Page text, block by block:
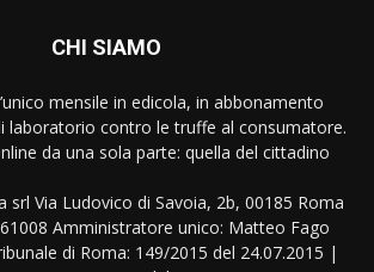
CHI SIAMO
mensile in edicola, in abbonamento
laboratorio contro le truffe al consumatore.
da una sola parte: quella del cittadino
srl Via Ludovico di Savoia, 2b, 00185 Roma
Amministratore unico: Matteo Fago
di Roma: 149/2015 del 24.07.2015 |